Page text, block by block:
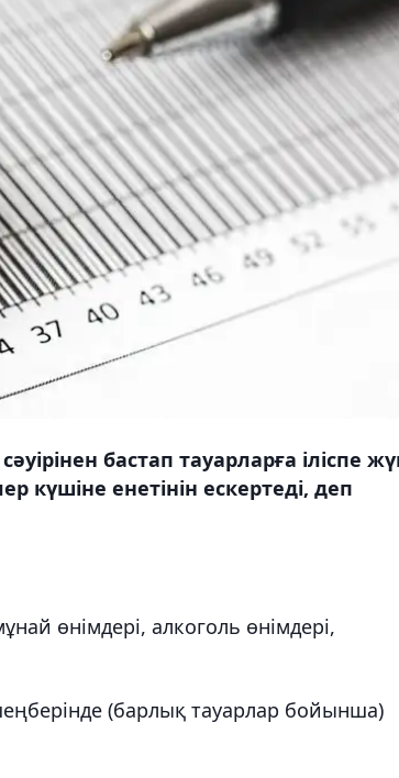
бастап тауарларға іліспе
күшіне енетінін ескертеді, деп
өнімдері, алкоголь өнімдері,
(барлық тауарлар бойынша)